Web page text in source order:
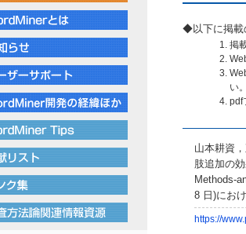
◆以下に掲載
掲
い。
pdf
山本耕資
肢追加の
Methods-
8 日)にお
https://